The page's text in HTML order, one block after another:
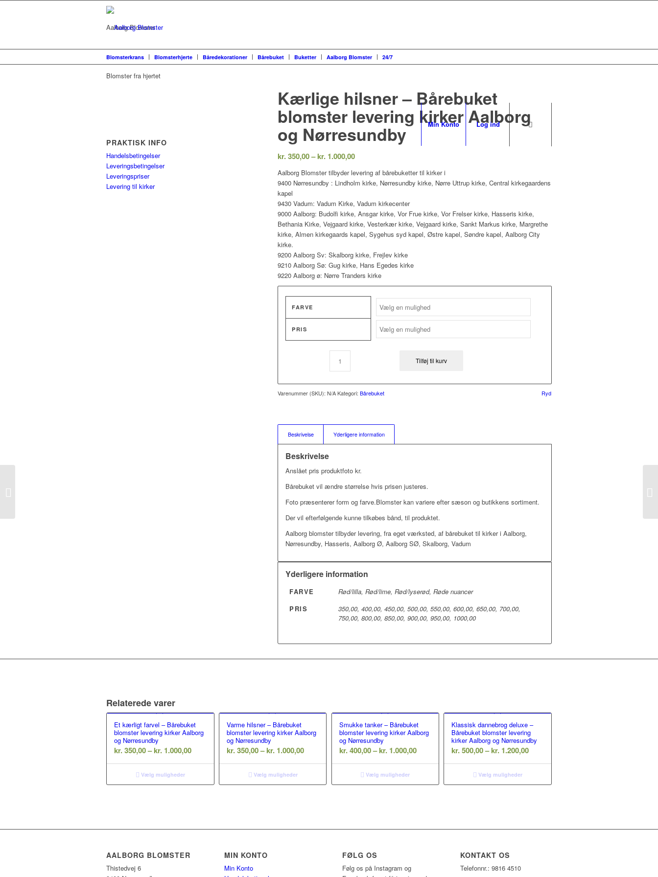
Aalborg Blomster
Blomster fra hjertet
Min Konto Log ind
Blomsterkrans Blomsterhjerte Båredekorationer Bårebuket Buketter Aalborg Blomster 24/7
PRAKTISK INFO
Handelsbetingelser
Leveringsbetingelser
Leveringspriser
Levering til kirker
Kærlige hilsner – Bårebuket
blomster levering kirker Aalborg
og Nørresundby
kr.350,00– kr. 1.000,00Prisinterval:
Aalborg Blomster tilbyder levering af bårebuketter til kirker i
9400 Nørresundby : Lindholm kirke, Nørresundby kirke, Nørre Uttrup kirke, Central kirkegaardens
kapel
9430 Vadum: Vadum Kirke, Vadum kirkecenter
9000 Aalborg: Budolfi kirke, Ansgar kirke, Vor Frue kirke, Vor Frelser kirke, Hasseris kirke,
Bethania Kirke, Vejgaard kirke, Vesterkær kirke, Vejgaard kirke, Sankt Markus kirke, Margrethe
kirke, Almen kirkegaards kapel, Sygehus syd kapel, Østre kapel, Søndre kapel, Aalborg City
kirke.
9200 Aalborg Sv: Skalborg kirke, Frejlev kirke
9210 Aalborg Sø: Gug kirke, Hans Egedes kirke
9220 Aalborg ø: Nørre Tranders kirke
FARVE
PRIS
Ryd
Tilføj til kurv
Varenummer (SKU):N/A Kategori:Bårebuket
Beskrivelse Yderligere information
Beskrivelse
Anslået pris produktfoto kr.
Bårebuket vil ændre størrelse hvis prisen justeres.
Foto præsenterer form og farve.Blomster kan variere efter sæson og butikkens sortiment.
Der vil efterfølgende kunne tilkøbes bånd, til produktet.
Aalborg blomster tilbyder levering, fra eget værksted, af bårebuket til kirker i Aalborg,
Nørresundby, Hasseris, Aalborg Ø, Aalborg SØ, Skalborg, Vadum
Yderligere information
FARVE
Rød/lilla, Rød/lime, Rød/lyserød, Røde nuancer
PRIS
350,00, 400,00, 450,00, 500,00, 550,00, 600,00, 650,00, 700,00,
750,00, 800,00, 850,00, 900,00, 950,00, 1000,00
Relaterede varer
Et kærligt farvel – Bårebuket
blomster levering kirker Aalborg
og Nørresundby
kr.350,00– kr. 1.000,00Prisinterval:
kr. 350,00
kr. 1.000,00
Vælg muligheder
Varme hilsner – Bårebuket
blomster levering kirker Aalborg
og Nørresundby
kr.350,00– kr.1.000,00Prisinterval:
kr. 350,00
kr. 1.000,00
Vælg muligheder
Smukke tanker – Bårebuket
blomster levering kirker Aalborg
og Nørresundby
kr.400,00– kr.1.000,00Prisinterval:
kr. 400,00
kr. 1.000,00
Vælg muligheder
Klassisk dannebrog deluxe –
Bårebuket blomster levering
kirker Aalborg og Nørresundby
kr.500,00– kr. 1.200,00Prisinterval:
kr. 500,00
kr. 1.200,00
Vælg muligheder
AALBORG BLOMSTER
Thistedvej 6
MIN KONTO
Min Konto
FØLG OS
Følg os på Instagram og
KONTAKT OS
Telefonnr.: 9816 4510